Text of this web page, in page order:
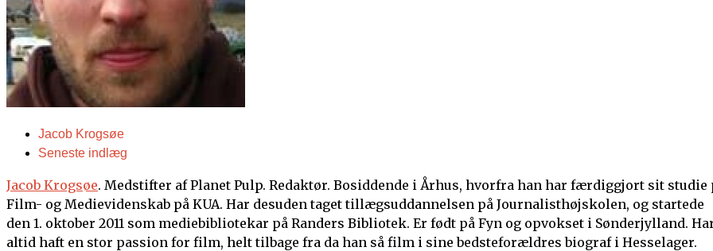
Jacob Krogsøe
Seneste indlæg
Jacob Krogsøe. Medstifter af Planet Pulp. Redaktør. Bosiddende i Århus, hvorfra han har færdiggjort sit studie
Film- og Medievidenskab på KUA. Har desuden taget tillægsuddannelsen på Journalisthøjskolen, og startede
den 1. oktober 2011 som mediebibliotekar på Randers Bibliotek. Er født på Fyn og opvokset i Sønderjylland.
altid haft en stor passion for film, helt tilbage fra da han så film i sine bedsteforældres biograf i Hesselager.